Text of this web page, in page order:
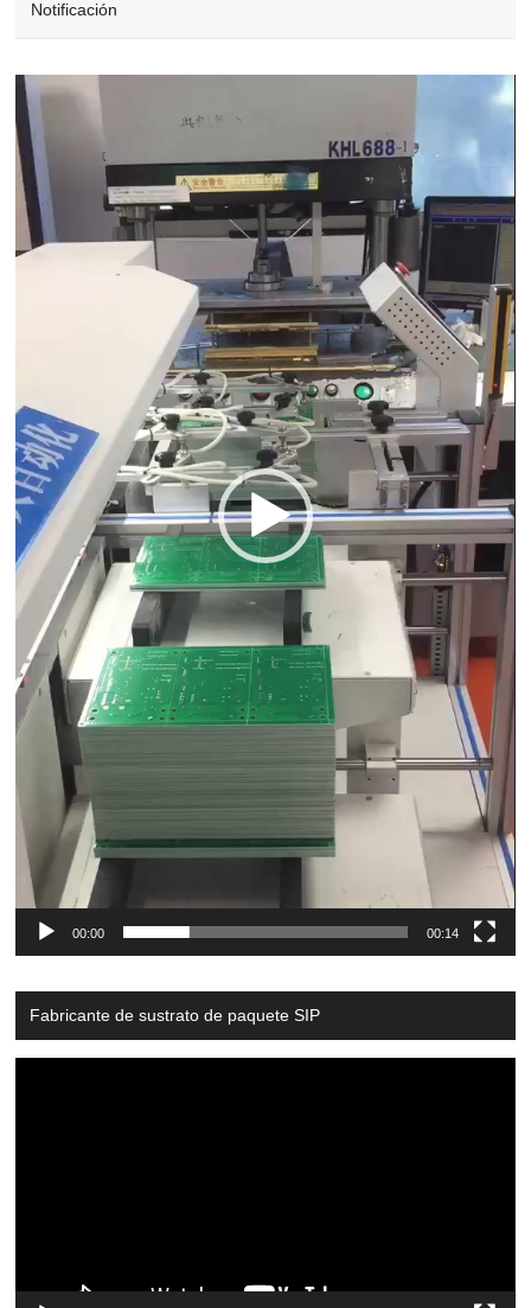
Notificación
Video
Player
00:00 00:14
Fabricante de sustrato de paquete SIP